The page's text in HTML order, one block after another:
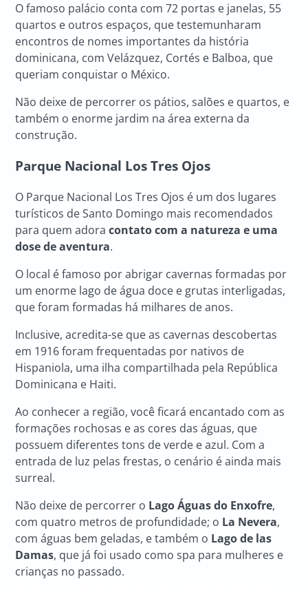
O famoso palácio conta com 72 portas e janelas, 55
quartos e outros espaços, que testemunharam
encontros de nomes importantes da história
dominicana, com Velázquez, Cortés e Balboa, que
queriam conquistar o México.
Não deixe de percorrer os pátios, salões e quartos, e
também o enorme jardim na área externa da
construção.
Parque Nacional Los Tres Ojos
O Parque Nacional Los Tres Ojos é um dos lugares
turísticos de Santo Domingo mais recomendados
para quem adoracontato com a natureza e uma
dose de aventura.
O local é famoso por abrigar cavernas formadas por
um enorme lago de água doce e grutas interligadas,
que foram formadas há milhares de anos.
Inclusive, acredita-se que as cavernas descobertas
em 1916 foram frequentadas por nativos de
Hispaniola, uma ilha compartilhada pela República
Dominicana e Haiti.
Ao conhecer a região, você ficará encantado com as
formações rochosas e as cores das águas, que
possuem diferentes tons de verde e azul. Com a
entrada de luz pelas frestas, o cenário é ainda mais
surreal.
Não deixe de percorrer o Lago Águas do Enxofre,
com quatro metros de profundidade; o La Nevera,
com águas bem geladas, e também o Lago de las
Damas, que já foi usado como spa para mulheres e
crianças no passado.